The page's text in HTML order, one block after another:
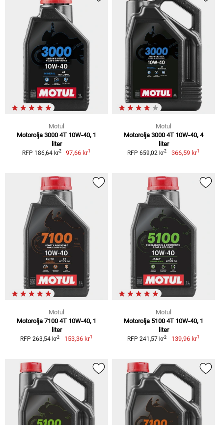
Motul
Motorolja 3000 4T 10W-40, 1
liter
RFP 186,64 kr2 97,66 kr1
Motul
Motorolja 3000 4T 10W-40, 4
liter
RFP 659,02 kr2 366,59 kr1
Motul
Motorolja 7100 4T 10W-40, 1
liter
RFP 263,54 kr2 153,36 kr1
Motul
Motorolja 5100 4T 10W-40, 1
liter
RFP 241,57 kr2 139,96 kr1